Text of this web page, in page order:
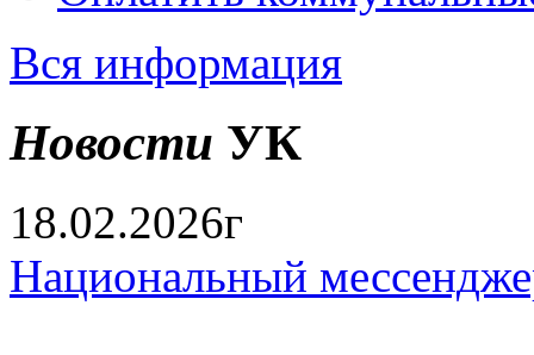
Вся информация
Новости УК
18.02.2026г
Национальный